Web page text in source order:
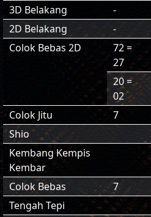
3D Belakang
-
2D Belakang
-
Colok Bebas 2D
72 =
27
20 =
02
Colok Jitu
7
Shio
Kembang Kempis
Kembar
Colok Bebas 7
Tengah Tepi